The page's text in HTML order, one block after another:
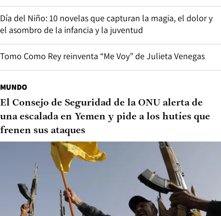
Día del Niño: 10 novelas que capturan la magia, el dolor y
el asombro de la infancia y la juventud
Tomo Como Rey reinventa “Me Voy” de Julieta Venegas
MUNDO
El Consejo de Seguridad de la ONU alerta de
una escalada en Yemen y pide a los hutíes que
frenen sus ataques